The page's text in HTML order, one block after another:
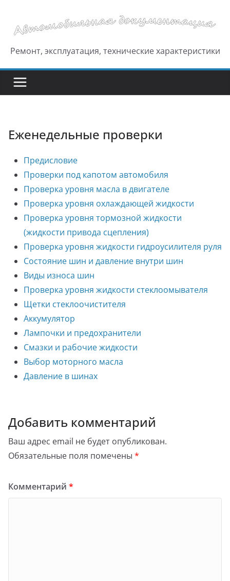
содержимому
Ремонт, эксплуатация, технические характеристики
Еженедельные проверки
Предисловие
Проверки под капотом автомобиля
Проверка уровня масла в двигателе
Проверка уровня охлаждающей жидкости
Проверка уровня тормозной жидкости
(жидкости привода сцепления)
Проверка уровня жидкости гидроусилителя руля
Состояние шин и давление внутри шин
Виды износа шин
Проверка уровня жидкости стеклоомывателя
Щетки стеклоочистителя
Аккумулятор
Лампочки и предохранители
Смазки и рабочие жидкости
Выбор моторного масла
Давление в шинах
Добавить комментарий
Ваш адрес email не будет опубликован.
Обязательные поля помечены *
Комментарий *